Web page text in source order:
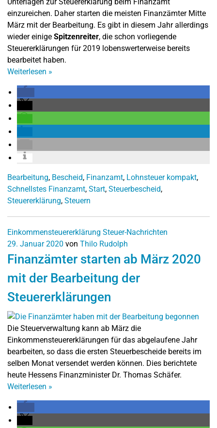
einzureichen. Daher starten die meisten Finanzämter Mitte
März mit der Bearbeitung. Es gibt in diesem Jahr allerdings
wieder einige Spitzenreiter, die schon vorliegende
Steuererklärungen für 2019 lobenswerterweise bereits
bearbeitet haben.
Weiterlesen »
Bearbeitung, Bescheid, Finanzamt, Lohnsteuer kompakt,
Schnellstes Finanzamt, Start, Steuerbescheid,
Steuererklärung, Steuern
Einkommensteuererklärung Steuer-Nachrichten
29. Januar 2020 von Thilo Rudolph
Finanzämter starten ab März 2020
mit der Bearbeitung der
Steuererklärungen
Die Steuerverwaltung kann ab März die
Einkommensteuererklärungen für das abgelaufene Jahr
bearbeiten, so dass die ersten Steuerbescheide bereits im
selben Monat versendet werden können. Dies berichtete
heute Hessens Finanzminister Dr. Thomas Schäfer.
Weiterlesen »